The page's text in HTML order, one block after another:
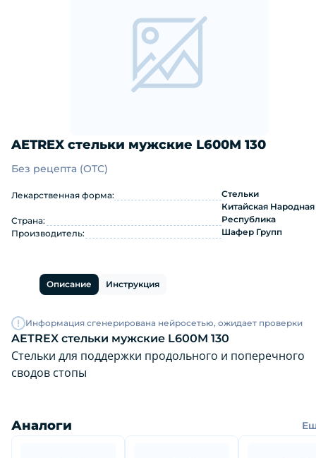
AETREX стельки мужские L600M 130
AETREX стельки мужские L600M
Без рецепта (OTC)
Лекарственная форма: Стельки
Страна:
Китайская Народная
Республика
Производитель:
Шафер Групп
Описание Инструкция
Информация сгенерирована нейросетью, ожидает проверки
AETREX стельки мужские L600M 130
Стельки для поддержки продольного и поперечного
сводов стопы
Аналоги